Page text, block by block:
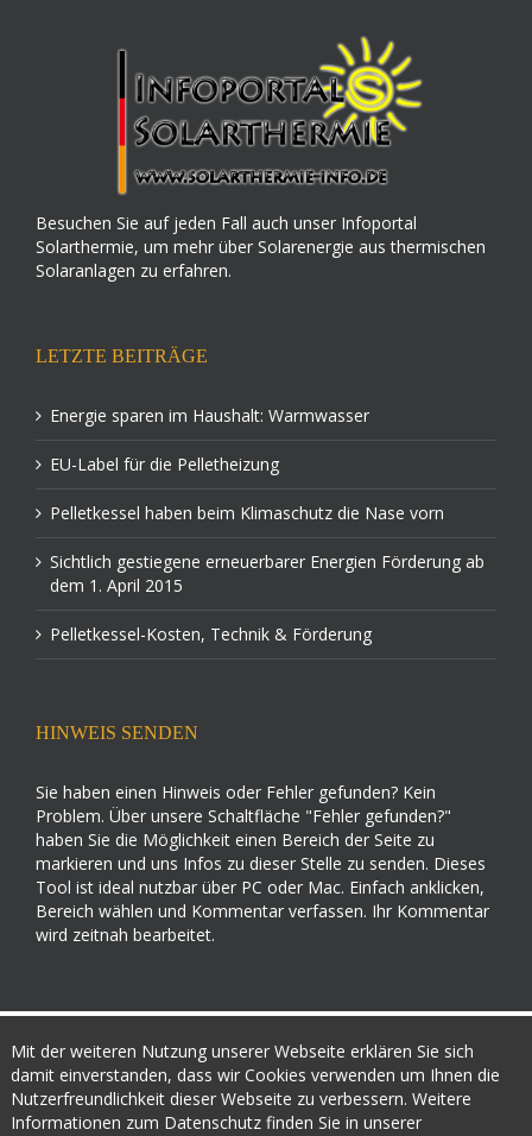
Besuchen Sie auf jeden Fall auch unser Infoportal
Solarthermie, um mehr über Solarenergie aus thermischen
Solaranlagen zu erfahren.
LETZTE BEITRÄGE
Energie sparen im Haushalt: Warmwasser
EU-Label für die Pelletheizung
Pelletkessel haben beim Klimaschutz die Nase vorn
Sichtlich gestiegene erneuerbarer Energien Förderung ab
dem 1. April 2015
Pelletkessel-Kosten, Technik & Förderung
HINWEIS SENDEN
Sie haben einen Hinweis oder Fehler gefunden? Kein
Problem. Über unsere Schaltfläche "Fehler gefunden?"
haben Sie die Möglichkeit einen Bereich der Seite zu
markieren und uns Infos zu dieser Stelle zu senden. Dieses
Tool ist ideal nutzbar über PC oder Mac. Einfach anklicken,
Bereich wählen und Kommentar verfassen. Ihr Kommentar
wird zeitnah bearbeitet.
powerd by:
© 2015Infoportal Pelletheizung
Mit der weiteren Nutzung unserer Webseite erklären Sie sich
damit einverstanden, dass wir Cookies verwenden um Ihnen die
Nutzerfreundlichkeit dieser Webseite zu verbessern. Weitere
Informationen zum Datenschutz finden Sie in unserer